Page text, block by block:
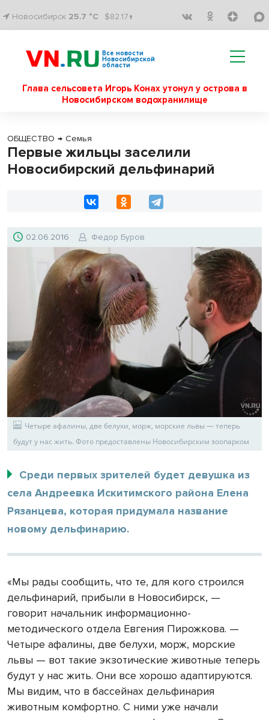
Новосибирск 25.7 °C $82.17↑
Все новости
Новосибирской
области
Глава сельсовета Игорь Конах утонул у острова в
Новосибирском водохранилище
ОБЩЕСТВО → Семья
Первые жильцы заселили
Новосибирский дельфинарий
02.06.2016 Федор Буров
Четыре афалины, две белухи, морж, морские львы — теперь
будут у нас жить. Фото предоставлены Новосибирским зоопарком
Среди первых зрителей будет девушка из
села Андреевка Искитимского района Елена
Рязанцева, которая придумала название
новому дельфинарию.
«Мы рады сообщить, что те, для кого строился
дельфинарий, прибыли в Новосибирск, —
говорит начальник информационно-
методического отдела Евгения Пирожкова. —
Четыре афалины, две белухи, морж, морские
львы — вот такие экзотические животные теперь
будут у нас жить. Они все хорошо адаптируются.
Мы видим, что в бассейнах дельфинария
животным комфортно. С ними уже начали